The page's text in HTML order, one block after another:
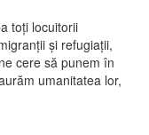
toți locuitorii
și refugiații,
cere să punem în
umanitatea lor,